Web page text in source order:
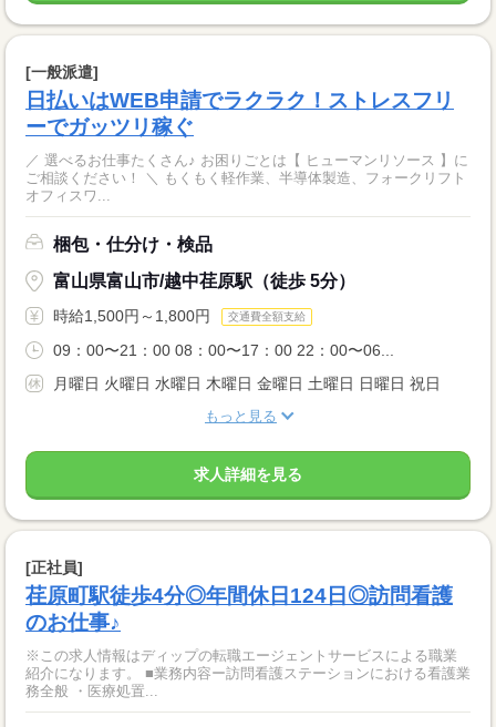
[一般派遣]
日払いはWEB申請でラクラク！ストレスフリ
ーでガッツリ稼ぐ
／ 選べるお仕事たくさん♪ お困りごとは【 ヒューマンリソース 】に
ご相談ください！ ＼ もくもく軽作業、半導体製造、フォークリフト
オフィスワ...
梱包・仕分け・検品
富山県富山市/越中荏原駅（徒歩 5分）
時給1,500円～1,800円 交通費全額支給
09：00〜21：00 08：00〜17：00 22：00〜06...
月曜日 火曜日 水曜日 木曜日 金曜日 土曜日 日曜日 祝日
もっと見る
求人詳細を見る
[正社員]
荏原町駅徒歩4分◎年間休日124日◎訪問看護
のお仕事♪
※この求人情報はディップの転職エージェントサービスによる職業
紹介になります。 ■業務内容ー訪問看護ステーションにおける看護業
務全般 ・医療処置...